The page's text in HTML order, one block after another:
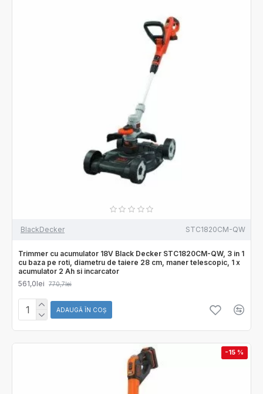
BlackDecker STC1820CM-QW
Trimmer cu acumulator 18V Black Decker STC1820CM-QW, 3 in 1
cu baza pe roti, diametru de taiere 28 cm, maner telescopic, 1 x
acumulator 2 Ah si incarcator
561,0lei
770,7lei
ADAUGĂ ÎN COŞ
-15 %